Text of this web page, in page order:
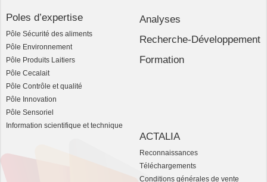
Poles d’expertise
Pôle Sécurité des aliments
Pôle Environnement
Pôle Produits Laitiers
Pôle Cecalait
Pôle Contrôle et qualité
Pôle Innovation
Pôle Sensoriel
Information scientifique et technique
Analyses
Recherche-Développement
Formation
ACTALIA
Reconnaissances
Téléchargements
Conditions générales de vente